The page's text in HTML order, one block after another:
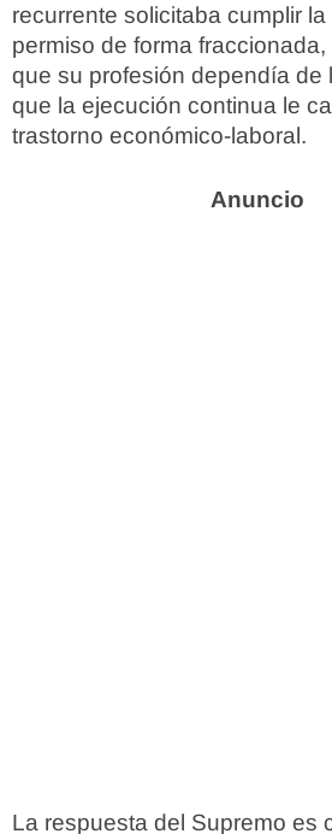
recurrente solicitaba cumplir la
permiso de forma
que su profesión dependía de
que la ejecución continua le
trastorno económico-laboral.
La respuesta del Supremo es